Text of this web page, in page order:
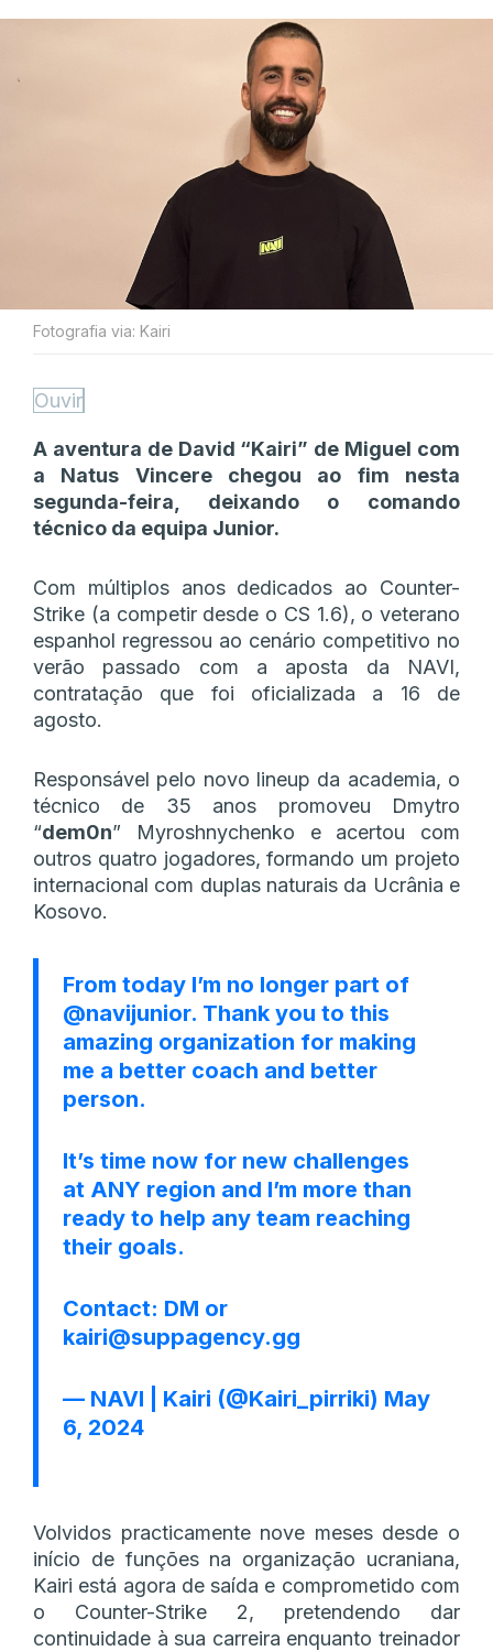
Fotografia via: Kairi
Ouvir
A aventura de David “Kairi” de Miguel com
a Natus Vincere chegou ao fim nesta
segunda-feira, deixando o comando
técnico da equipa Junior.
Com múltiplos anos dedicados ao Counter-
Strike (a competir desde o CS 1.6), o veterano
espanhol regressou ao cenário competitivo no
verão passado com a aposta da NAVI,
contratação que foi oficializada a 16 de
agosto.
Responsável pelo novo lineup da academia, o
técnico de 35 anos promoveu Dmytro
“dem0n” Myroshnychenko e acertou com
outros quatro jogadores, formando um projeto
internacional com duplas naturais da Ucrânia e
Kosovo.
From today I’m no longer part of
@navijunior. Thank you to this
amazing organization for making
me a better coach and better
person.
It’s time now for new challenges
at ANY region and I’m more than
ready to help any team reaching
their goals.
Contact: DM or
kairi@suppagency.gg
— NAVI | Kairi (@Kairi_pirriki) May
6, 2024
Volvidos practicamente nove meses desde o
início de funções na organização ucraniana,
Kairi está agora de saída e comprometido com
o Counter-Strike 2, pretendendo dar
continuidade à sua carreira enquanto treinador